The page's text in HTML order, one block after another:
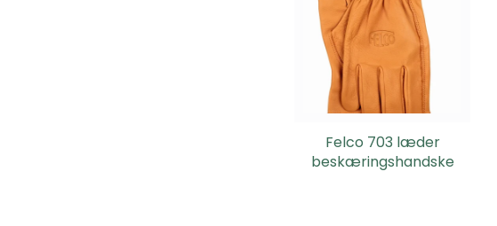
Felco 703 læder
beskæringshandske